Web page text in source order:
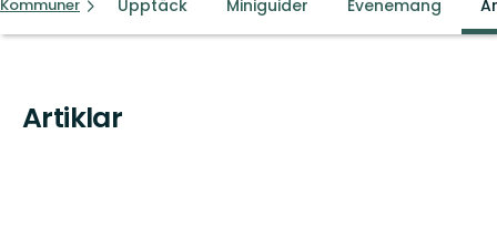
Kommuner Våler
Upptäck Miniguider Evenemang
Artiklar